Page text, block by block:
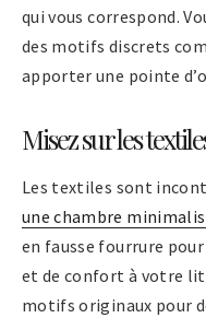
qui vous correspond.
des motifs discrets
apporter une pointe
Misez sur les
Les textiles sont
une chambre
en fausse fourrure
et de confort à votre
motifs originaux pour